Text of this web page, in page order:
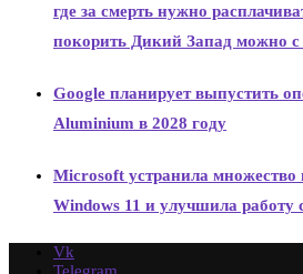
где за смерть нужно
покорить Дикий Запад можно
Google планирует выпустить
Aluminium в 2028 году
Microsoft устранила множество
Windows 11 и улучшила работу
Vk